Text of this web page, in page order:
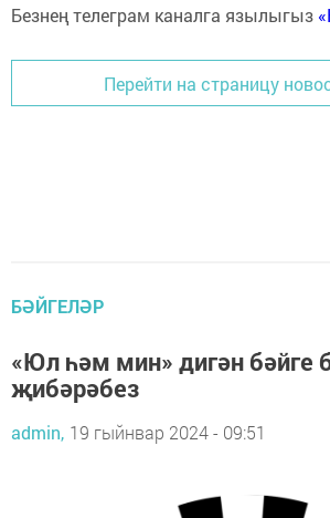
Безнең телеграм каналга язылыгыз
Перейти на страницу
БӘЙГЕЛӘР
«Юл һәм мин» дигән бәйге
җибәрәбез
admin, 19 гыйнвар 2024 - 09:51